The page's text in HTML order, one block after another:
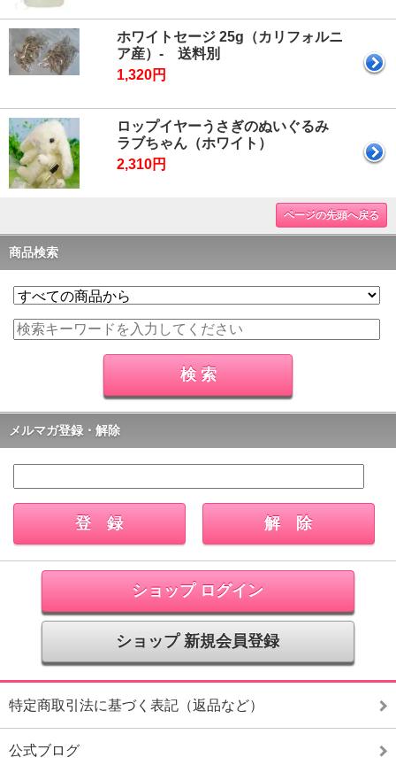
ホワイトセージ 25g（カリフォルニ
ア産）- 送料別
1,320円
ロップイヤーうさぎのぬいぐるみ
ラブちゃん（ホワイト）
2,310円
ページの先頭へ戻る
商品検索
メルマガ登録・解除
ショップ ログイン
ショップ 新規会員登録
特定商取引法に基づく表記（返品など）
公式ブログ